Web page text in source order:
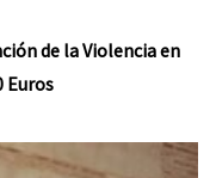
de la Violencia en
Euros